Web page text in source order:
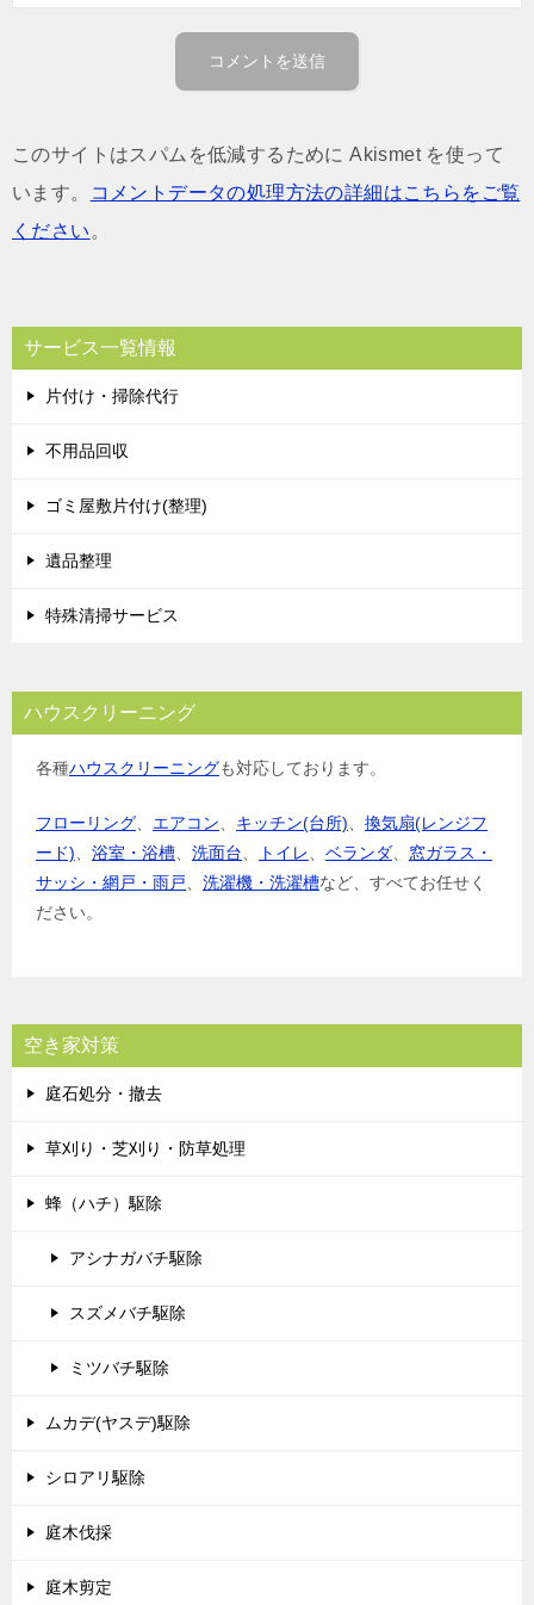
このサイトはスパムを低減するために Akismet を使って
います。
コメントデータの処理方法の詳細はこちらをご覧
ください 。
サービス一覧情報
片付け・掃除代行
不用品回収
ゴミ屋敷片付け(整理)
遺品整理
特殊清掃サービス
ハウスクリーニング
各種ハウスクリーニングも対応しております。
フローリング エアコン キッチン(台所)
換気扇(レンジフ
ード)
浴室・浴槽 洗面台 トイレ ベランダ
窓ガラス・
サッシ・網戸・雨戸
洗濯機・洗濯槽など、すべてお任せく
ださい。
空き家対策
庭石処分・撤去
草刈り・芝刈り・防草処理
蜂（ハチ）駆除
アシナガバチ駆除
スズメバチ駆除
ミツバチ駆除
ムカデ(ヤスデ)駆除
シロアリ駆除
庭木伐採
庭木剪定